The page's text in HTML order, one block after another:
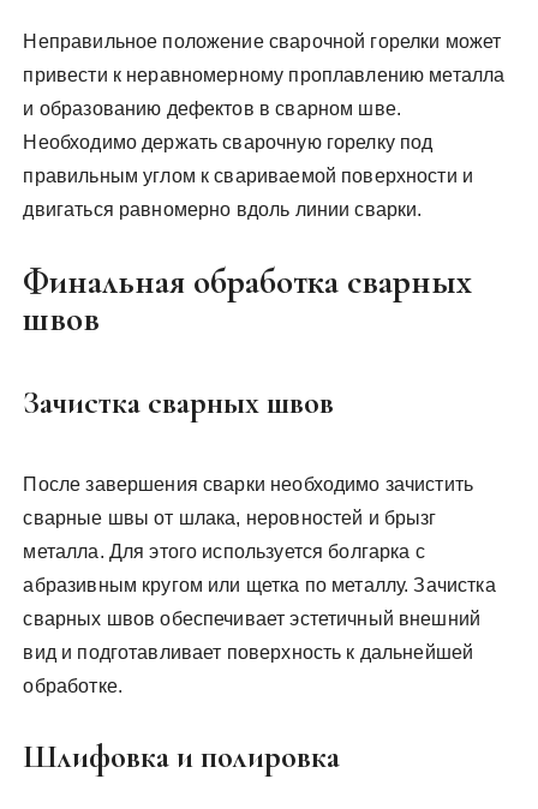
Неправильное положение сварочной горелки может
привести к неравномерному проплавлению металла
и образованию дефектов в сварном шве.
Необходимо держать сварочную горелку под
правильным углом к свариваемой поверхности и
двигаться равномерно вдоль линии сварки.
Финальная обработка сварных
швов
Зачистка сварных швов
После завершения сварки необходимо зачистить
сварные швы от шлака, неровностей и брызг
металла. Для этого используется болгарка с
абразивным кругом или щетка по металлу. Зачистка
сварных швов обеспечивает эстетичный внешний
вид и подготавливает поверхность к дальнейшей
обработке.
Шлифовка и полировка